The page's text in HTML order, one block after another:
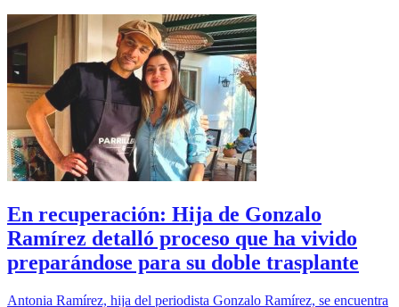
En recuperación: Hija de Gonzalo
Ramírez detalló proceso que ha vivido
preparándose para su doble trasplante
Antonia Ramírez, hija del periodista Gonzalo Ramírez, se encuentra